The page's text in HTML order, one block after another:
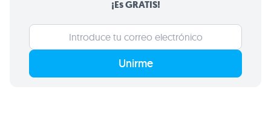
¡Es GRATIS!
Unirme